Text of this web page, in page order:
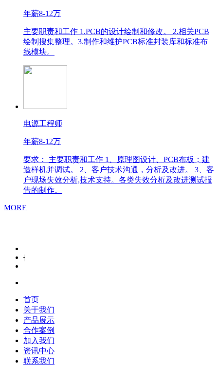
年薪8-12万
主要职责和工作 1.PCB的设计绘制和修改。 2.相关PCB
绘制搜集整理。3.制作和维护PCB标准封装库和标准布
线模块。
电源工程师
年薪8-12万
要求： 主要职责和工作 1、原理图设计、PCB布板；建
造样机并调试。 2、客户技术沟通，分析及改进。 3、客
户现场失效分析,技术支持。各类失效分析及改进测试报
告的制作。
MORE
|
首页
关于我们
产品展示
合作案例
加入我们
资讯中心
联系我们